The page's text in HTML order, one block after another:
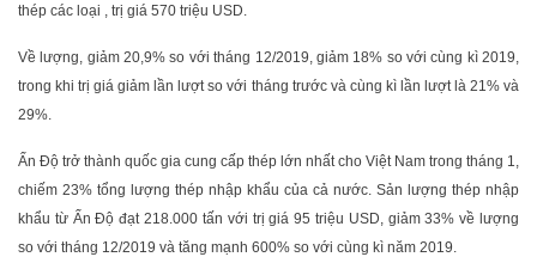
thép các loại , trị giá 570 triệu USD.
Về lượng, giảm 20,9% so với tháng 12/2019, giảm 18% so với cùng kì 2019,
trong khi trị giá giảm lần lượt so với tháng trước và cùng kì lần lượt là 21% và
29%.
Ấn Độ trở thành quốc gia cung cấp thép lớn nhất cho Việt Nam trong tháng 1,
chiếm 23% tổng lượng thép nhập khẩu của cả nước. Sản lượng thép nhập
khẩu từ Ấn Độ đạt 218.000 tấn với trị giá 95 triệu USD, giảm 33% về lượng
so với tháng 12/2019 và tăng mạnh 600% so với cùng kì năm 2019.